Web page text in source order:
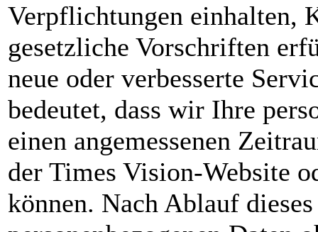
Verpflichtungen einhalten,
gesetzliche Vorschriften
neue oder verbesserte
bedeutet, dass wir Ihre
einen angemessenen
der Times Vision-Website
können. Nach Ablauf